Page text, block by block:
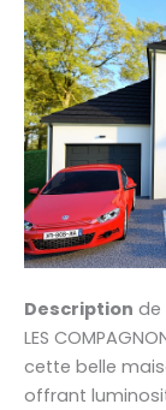
Description de
LES
cette belle
offrant